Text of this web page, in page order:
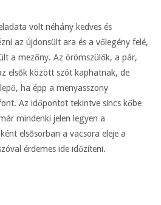
volt néhány kedves és
az újdonsült ara és a vőlegény felé,
a mezőny. Az örömszülők, a pár,
elsők között szót kaphatnak, de
ha épp a menyasszony
Az időpontot tekintve sincs kőbe
mindenki jelen legyen a
elsősorban a vacsora eleje a
érdemes ide időzíteni.